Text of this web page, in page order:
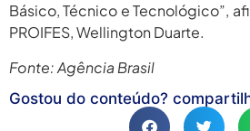
Básico, Técnico e Tecnológico”,
PROIFES, Wellington Duarte.
Fonte: Agência Brasil
Gostou do conteúdo?